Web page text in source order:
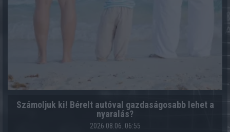
Számoljuk ki! Bérelt autóval gazdaságosabb lehet a
nyaralás?
2026.08.06. 06:55